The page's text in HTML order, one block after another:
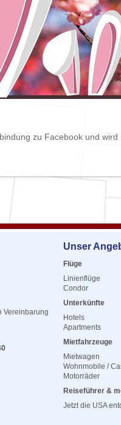
zu Facebook und
Vereinbarung
Unser
Flüge
Linienflüge
Condor
Unterkünfte
Hotels
Apartments
Mietfahrzeuge
Mietwagen
Wohnmobile /
Motorräder
Reiseführer &
Jetzt die USA